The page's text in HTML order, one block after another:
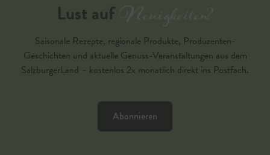
Lust aufNeuigkeiten?
Saisonale Rezepte, regionale Produkte, Produzenten-
Geschichten und aktuelle Genuss-Veranstaltungen aus dem
SalzburgerLand – kostenlos 2x monatlich direkt ins Postfach.
Abonnieren